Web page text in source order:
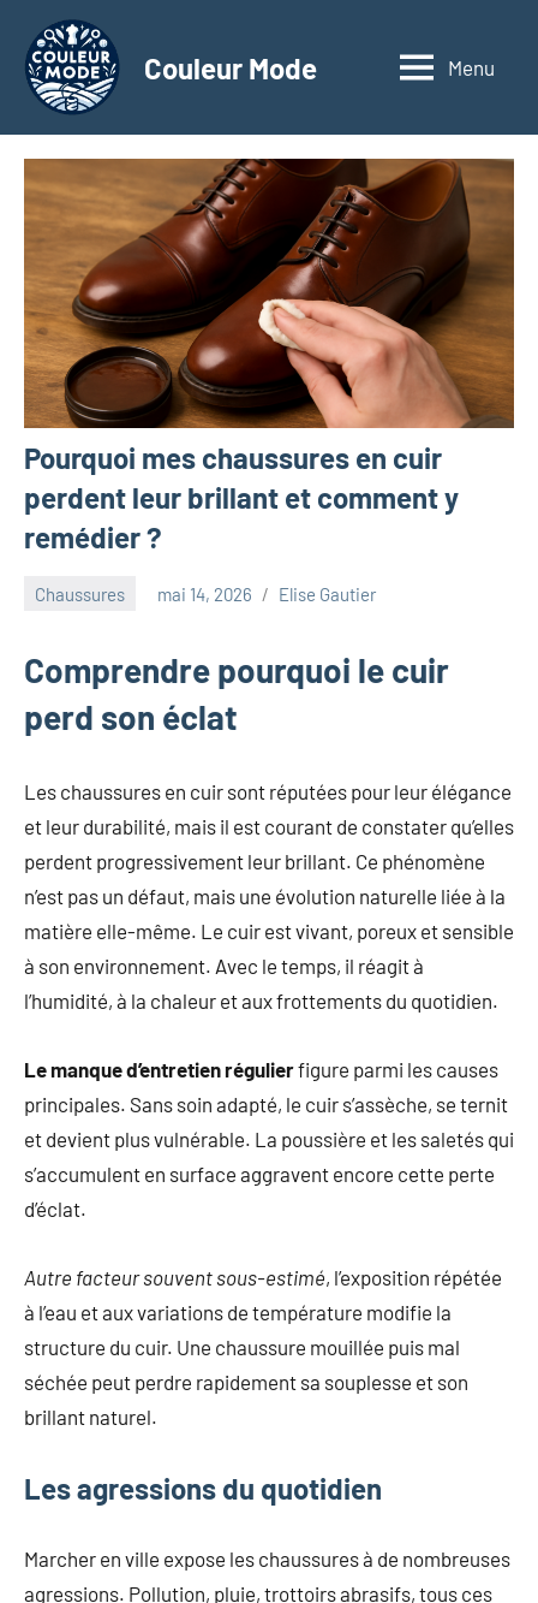
contenu
Couleur Mode
Explorez
monde
textiles
d'affaires
travers
nos
articles
dédiés
aux
matériaux
innovants,
l'entrepreneuriat,
au
ciblé,
recyclage
dans
l'industrie
événements
clés.
Rejoignez-
nous
insights
précieux
la
féminine
et
Menu
Pourquoi mes chaussures en cuir
perdent leur brillant et comment y
remédier ?
Chaussures mai 14, 2026 Elise Gautier
Comprendre pourquoi le cuir
perd son éclat
Les chaussures en cuir sont réputées pour leur élégance
et leur durabilité, mais il est courant de constater qu’elles
perdent progressivement leur brillant. Ce phénomène
n’est pas un défaut, mais une évolution naturelle liée à la
matière elle-même. Le cuir est vivant, poreux et sensible
à son environnement. Avec le temps, il réagit à
l’humidité, à la chaleur et aux frottements du quotidien.
Le manque d’entretien régulierfigure parmi les causes
principales. Sans soin adapté, le cuir s’assèche, se ternit
et devient plus vulnérable. La poussière et les saletés qui
s’accumulent en surface aggravent encore cette perte
d’éclat.
Autre facteur souvent sous-estimé, l’exposition répétée
à l’eau et aux variations de température modifie la
structure du cuir. Une chaussure mouillée puis mal
séchée peut perdre rapidement sa souplesse et son
brillant naturel.
Les agressions du quotidien
Marcher en ville expose les chaussures à de nombreuses
agressions. Pollution, pluie, trottoirs abrasifs, tous ces